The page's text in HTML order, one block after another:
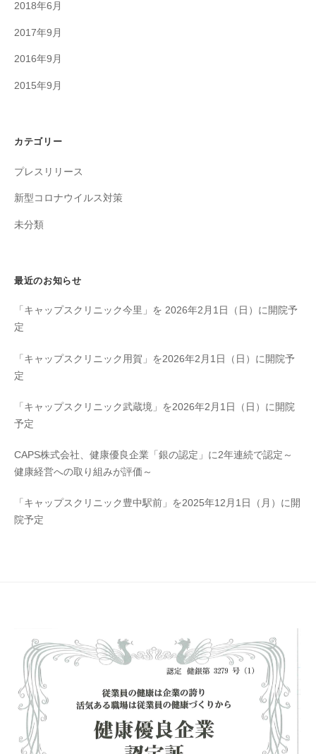
2018年6月
2017年9月
2016年9月
2015年9月
カテゴリー
プレスリリース
新型コロナウイルス対策
未分類
最近のお知らせ
「キャップスクリニック今里」を 2026年2月1日（日）に開院予
定
「キャップスクリニック用賀」を2026年2月1日（日）に開院予
定
「キャップスクリニック武蔵境」を2026年2月1日（日）に開院
予定
CAPS株式会社、健康優良企業「銀の認定」に2年連続で認定～
健康経営への取り組みが評価～
「キャップスクリニック豊中駅前」を2025年12月1日（月）に開
院予定